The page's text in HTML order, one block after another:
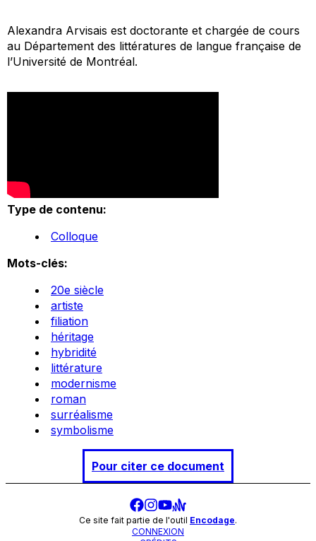
Alexandra Arvisais est doctorante et chargée de cours
au Département des littératures de langue française de
l’Université de Montréal.
Type de contenu:
Colloque
Mots-clés:
20e siècle
artiste
filiation
héritage
hybridité
littérature
modernisme
roman
surréalisme
symbolisme
Pour citer ce document
Ce site fait partie de l'outil Encodage.
CONNEXION